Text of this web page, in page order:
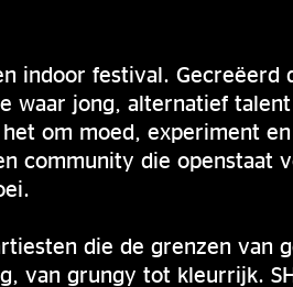
indoor festival. Gecreëerd
waar jong, alternatief
om moed, experiment
community die openstaat
die de grenzen van
grungy tot kleurrijk.